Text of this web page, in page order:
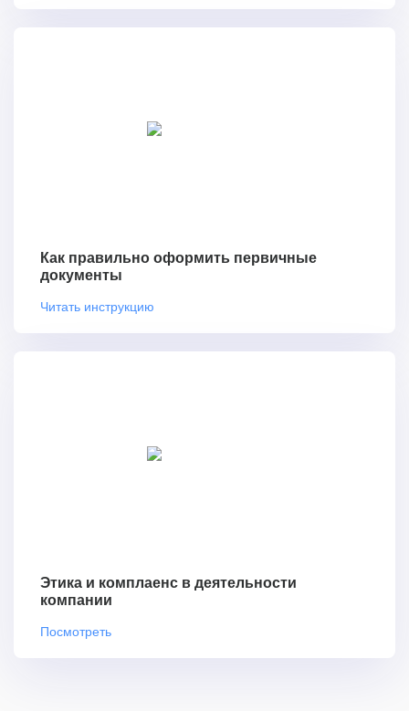
Как правильно оформить первичные
документы
Читать инструкцию
Этика и комплаенс в деятельности
компании
Посмотреть